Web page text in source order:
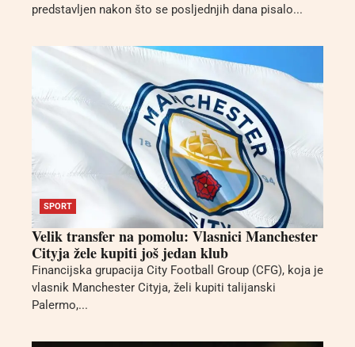
predstavljen nakon što se posljednjih dana pisalo...
SPORT
Velik transfer na pomolu: Vlasnici Manchester
Cityja žele kupiti još jedan klub
Financijska grupacija City Football Group (CFG), koja je
vlasnik Manchester Cityja, želi kupiti talijanski
Palermo,...